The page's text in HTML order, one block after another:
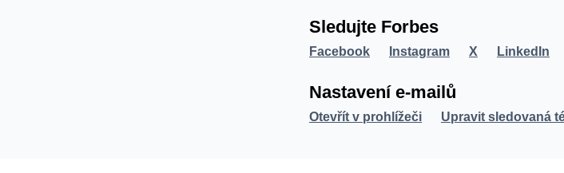
Sledujte Forbes
Facebook Instagram X LinkedIn
Nastavení e-mailů
Otevřít v prohlížeči Upravit sledovaná